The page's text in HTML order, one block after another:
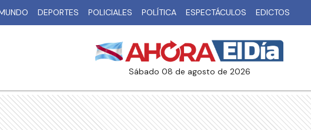
DEPORTES POLICIALES POLÍTICA ESPECTÁCULOS EDICTOS
sábado 08 de agosto de 2026